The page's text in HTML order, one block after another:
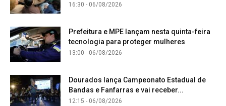
16:30 - 06/08/2026
Prefeitura e MPE lançam nesta quinta-feira
tecnologia para proteger mulheres
13:00 - 06/08/2026
Dourados lança Campeonato Estadual de
Bandas e Fanfarras e vai receber...
12:15 - 06/08/2026